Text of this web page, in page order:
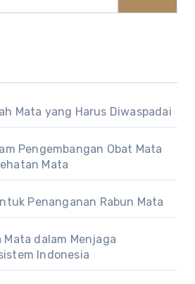
Mata yang Harus Diwaspadai
Pengembangan Obat Mata
Mata
Penanganan Rabun Mata
dalam Menjaga
Indonesia